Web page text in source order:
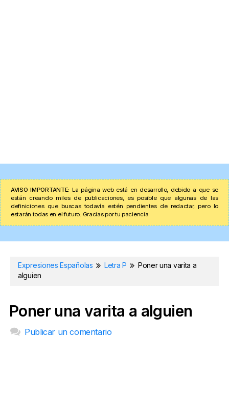
AVISO IMPORTANTE: La página web está en desarrollo, debido a que se
están creando miles de publicaciones, es posible que algunas de las
definiciones que buscas todavía estén pendientes de redactar, pero lo
estarán todas en el futuro. Gracias por tu paciencia.
Expresiones Españolas Letra P
Poner una varita a
alguien
Poner una varita a alguien
Publicar un comentario